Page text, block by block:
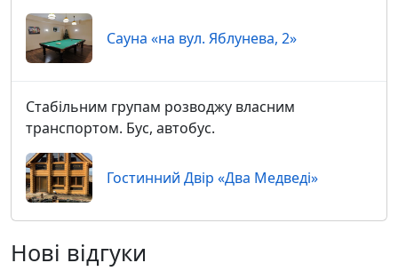
Сауна «на вул. Яблунева, 2»
Стабільним групам розводжу власним
транспортом. Бус, автобус.
Гостинний Двір «Два Медведі»
Нові відгуки